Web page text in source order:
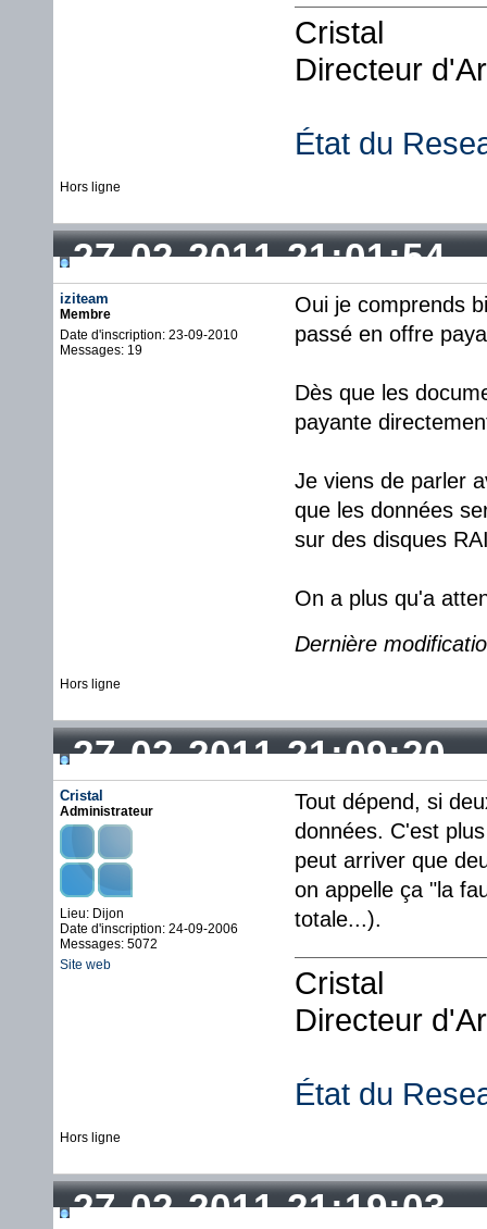
Cristal
Directeur
État du
Hors ligne
27-02-2011 21:01:54
iziteam
Membre
Date d'inscription: 23-09-2010
Messages: 19
Oui je comprends
passé en offre
Dès que les
payante
Je viens de parler
que les données
sur des disques
On a plus qu'a
Dernière
Hors ligne
27-02-2011 21:09:20
Cristal
Administrateur
Lieu: Dijon
Date d'inscription: 24-09-2006
Messages: 5072
Site web
Tout dépend, si
données. C'est
peut arriver que
on appelle ça "la
totale...).
Cristal
Directeur
État du
Hors ligne
27-02-2011 21:19:03